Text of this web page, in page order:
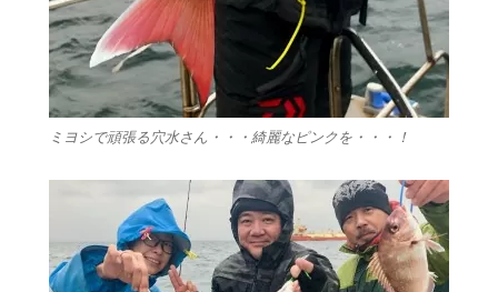
ミヨシで頑張る穴水さん・・・綺麗なピンクを・・・！